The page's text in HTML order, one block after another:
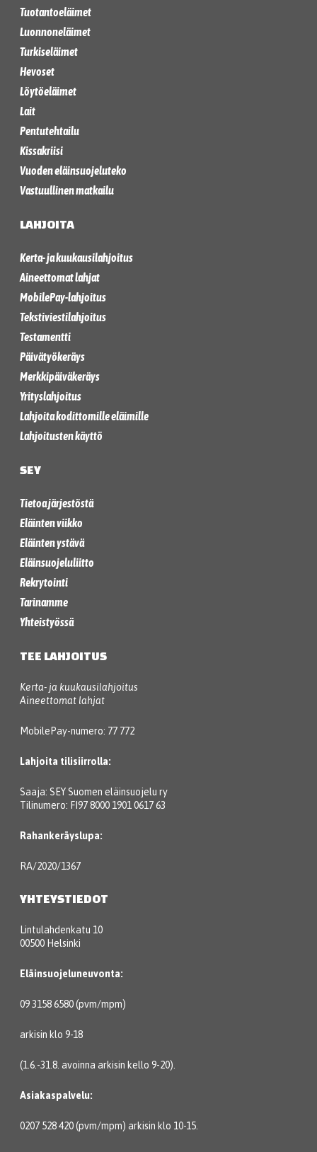
Tuotantoeläimet
Luonnoneläimet
Turkiseläimet
Hevoset
Löytöeläimet
Lait
Pentutehtailu
Kissakriisi
Vuoden eläinsuojeluteko
Vastuullinen matkailu
LAHJOITA
Kerta- ja kuukausilahjoitus
Aineettomat lahjat
MobilePay-lahjoitus
Tekstiviestilahjoitus
Testamentti
Päivätyökeräys
Merkkipäiväkeräys
Yrityslahjoitus
Lahjoita kodittomille eläimille
Lahjoitusten käyttö
SEY
Tietoa järjestöstä
Eläinten viikko
Eläinten ystävä
Eläinsuojeluliitto
Rekrytointi
Tarinamme
Yhteistyössä
TEE LAHJOITUS
Kerta- ja kuukausilahjoitus
Aineettomat lahjat
MobilePay-numero: 77 772
Lahjoita tilisiirrolla:
Saaja: SEY Suomen eläinsuojelu ry
Tilinumero: FI97 8000 1901 0617 63
Rahankeräyslupa:
RA/2020/1367
YHTEYSTIEDOT
Lintulahdenkatu 10
00500 Helsinki
Eläinsuojeluneuvonta:
09 3158 6580 (pvm/mpm)
arkisin klo 9-18
(1.6.-31.8. avoinna arkisin kello 9-20).
Asiakaspalvelu:
0207 528 420 (pvm/mpm) arkisin klo 10-15.